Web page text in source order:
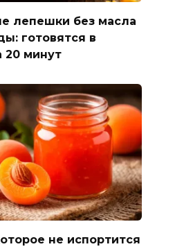
лепешки без масла
готовятся в
20 минут
не испортится